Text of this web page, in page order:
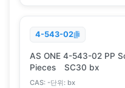
4-543-02
AS ONE 4-543-02 PP
Pieces SC30 bx
CAS: -단위: bx